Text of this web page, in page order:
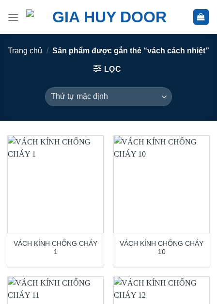
Trang chủ / Sản phẩm được gắn thẻ “vách cách nhiệt”
LỌC
VÁCH KÍNH CHỐNG CHÁY
1
VÁCH KÍNH CHỐNG CHÁY
10